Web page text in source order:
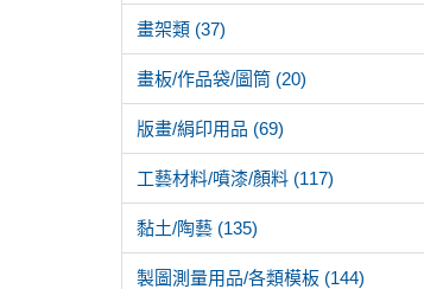
畫架類 (37)
畫板/作品袋/圖筒 (20)
版畫/絹印用品 (69)
工藝材料/噴漆/顏料 (117)
黏土/陶藝 (135)
製圖測量用品/各類模板 (144)